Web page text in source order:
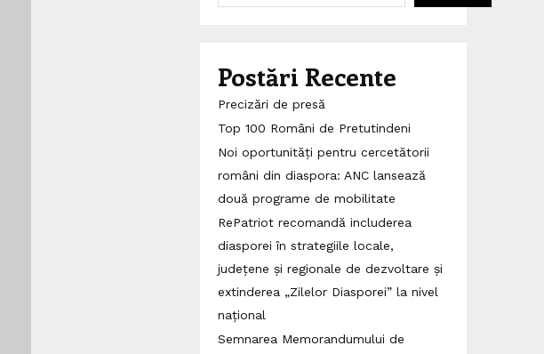
Postări Recente
Precizări de presă
Top 100 Români de Pretutindeni
Noi oportunități pentru cercetătorii
români din diaspora: ANC lansează
două programe de mobilitate
RePatriot recomandă includerea
diasporei în strategiile locale,
județene și regionale de dezvoltare și
extinderea „Zilelor Diasporei” la nivel
național
Semnarea Memorandumului de